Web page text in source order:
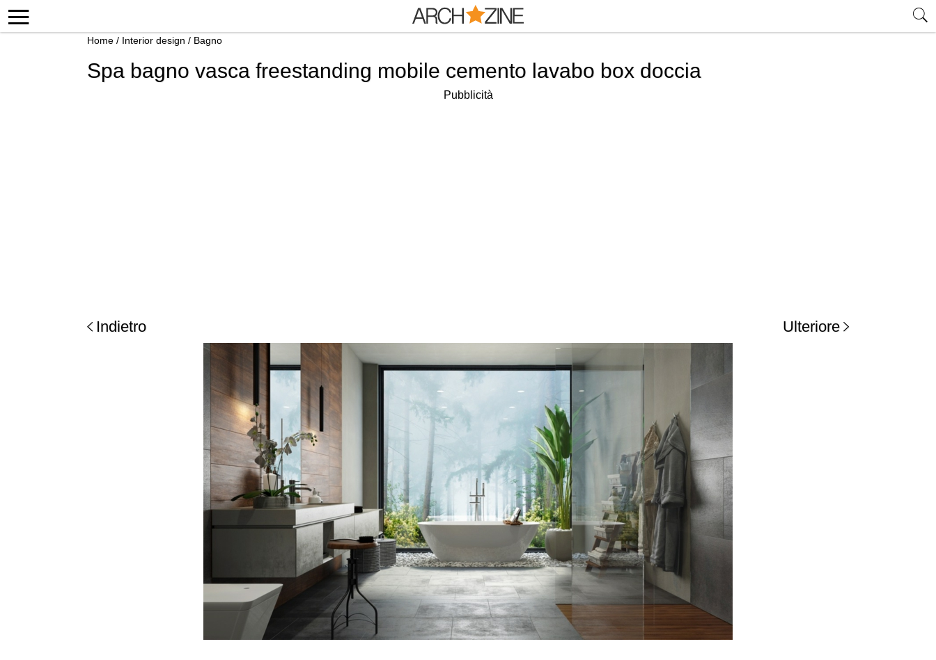
Home / Interior design / Bagno
Spa bagno vasca freestanding mobile cemento lavabo box doccia
Pubblicità
Indietro Ulteriore